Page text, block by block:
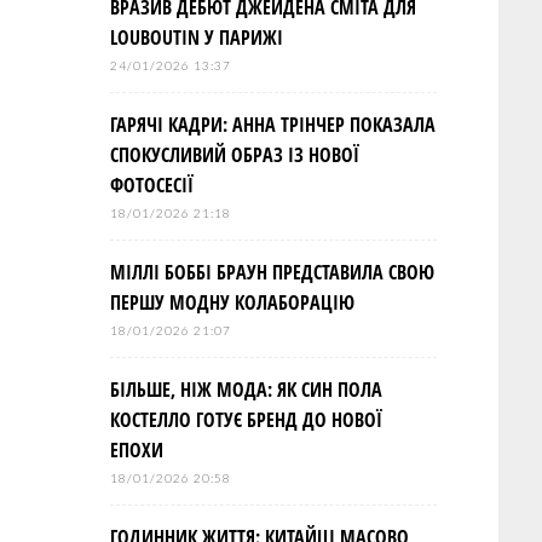
ВРАЗИВ ДЕБЮТ ДЖЕЙДЕНА СМІТА ДЛЯ
LOUBOUTIN У ПАРИЖІ
24/01/2026 13:37
ГАРЯЧІ КАДРИ: АННА ТРІНЧЕР ПОКАЗАЛА
СПОКУСЛИВИЙ ОБРАЗ ІЗ НОВОЇ
ФОТОСЕСІЇ
18/01/2026 21:18
МІЛЛІ БОББІ БРАУН ПРЕДСТАВИЛА СВОЮ
ПЕРШУ МОДНУ КОЛАБОРАЦІЮ
18/01/2026 21:07
БІЛЬШЕ, НІЖ МОДА: ЯК СИН ПОЛА
КОСТЕЛЛО ГОТУЄ БРЕНД ДО НОВОЇ
ЕПОХИ
18/01/2026 20:58